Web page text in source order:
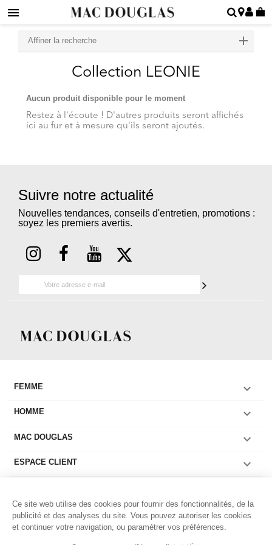
Affiner la recherche
Collection LEONIE
Aucun produit disponible pour le moment
Restez à l'écoute ! D'autres produits seront affichés
ici au fur et à mesure qu'ils seront ajoutés.
Suivre notre actualité
Nouvelles tendances, conseils d'entretien, promotions :
soyez les premiers avertis.
FEMME 
HOMME 
MAC DOUGLAS 
ESPACE CLIENT 
COLLECTIONS HOMME 
Ce site web utilise des cookies pour fournir des fonctionnalités, de la
publicité et des analyses du site. Vous pouvez autoriser les cookies
et continuer votre navigation, ou paramétrer vos préférences.